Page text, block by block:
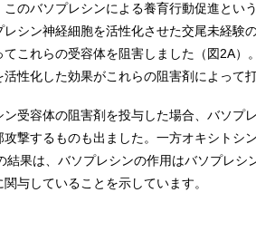
のバソプレシンによる養育行動促進と
シン神経細胞を活性化させた交尾未経
これらの受容体を阻害しました（図2A
性化した効果がこれらの阻害剤によって
受容体の阻害剤を投与した場合、バソ
撃するものも出ました。一方オキシトシ
結果は、バソプレシンの作用はバソプレ
与していることを示しています。